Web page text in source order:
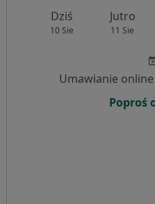
Dziś
10 Sie
Jutro
11 Sie
Umawianie
Poproś